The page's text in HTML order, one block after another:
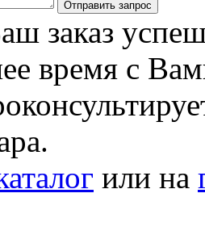
Отправить запрос
заказ
время с
или на